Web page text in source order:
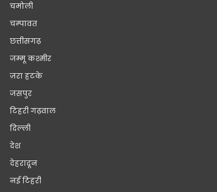
चमोली
चम्पावत
छत्तीसगढ़
जम्मू कश्मीर
ज़रा हटके
जसपुर
टिहरी गढ़वाल
दिल्ली
देश
देहरादून
नई टिहरी